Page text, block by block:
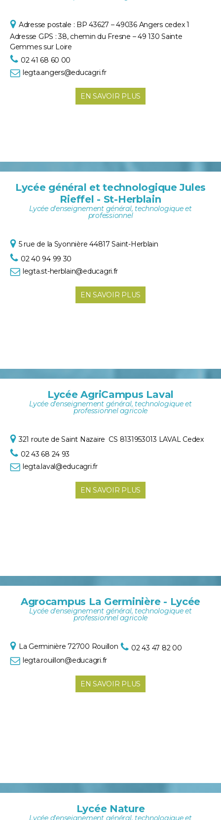
Adresse postale : BP 43627 – 49036 Angers cedex 1
Adresse GPS :38, chemin du Fresne – 49 130 Sainte
Gemmes sur Loire
02 41 68 60 00
legta.angers@educagri.fr
EN SAVOIR PLUS
Lycée général et technologique Jules
Rieffel - St-Herblain
Lycée d'enseignement général, technologique et
professionnel
5 rue de la Syonnière 44817 Saint-Herblain
02 40 94 99 30
legta.st-herblain@educagri.fr
EN SAVOIR PLUS
Lycée AgriCampus Laval
Lycée d'enseignement général, technologique et
professionnel agricole
321 route de Saint Nazaire CS 8131953013 LAVAL Cedex
02 43 68 24 93
legta.laval@educagri.fr
EN SAVOIR PLUS
Agrocampus La Germinière - Lycée
Lycée d'enseignement général, technologique et
professionnel agricole
La Germinière 72700 Rouillon
02 43 47 82 00
legta.rouillon@educagri.fr
EN SAVOIR PLUS
Lycée Nature
Lycée d'enseignement général, technologique et